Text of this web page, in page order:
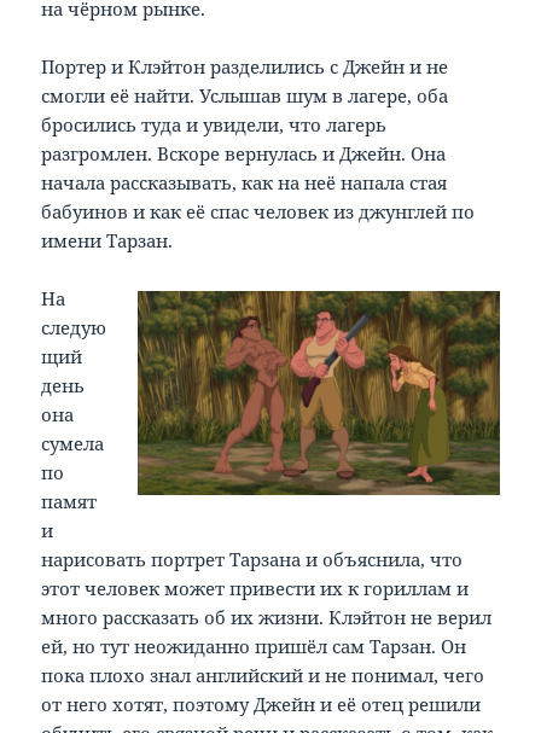
на чёрном рынке.
Портер и Клэйтон разделились с Джейн и не
смогли её найти. Услышав шум в лагере, оба
бросились туда и увидели, что лагерь
разгромлен. Вскоре вернулась и Джейн. Она
начала рассказывать, как на неё напала стая
бабуинов и как её спас человек из джунглей по
имени Тарзан.
На
следую
щий
день
она
сумела
по
памят
и
нарисовать портрет Тарзана и объяснила, что
этот человек может привести их к гориллам и
много рассказать об их жизни. Клэйтон не верил
ей, но тут неожиданно пришёл сам Тарзан. Он
пока плохо знал английский и не понимал, чего
от него хотят, поэтому Джейн и её отец решили